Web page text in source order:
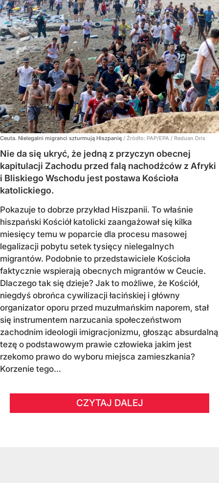
Ceuta. Nielegalni migranci szturmują Hiszpanię / Źródło: PAP/EPA / Reduan Dris
Nie da się ukryć, że jedną z przyczyn obecnej
kapitulacji Zachodu przed falą nachodźców z Afryki
i Bliskiego Wschodu jest postawa Kościoła
katolickiego.
Pokazuje to dobrze przykład Hiszpanii. To właśnie
hiszpański Kościół katolicki zaangażował się kilka
miesięcy temu w poparcie dla procesu masowej
legalizacji pobytu setek tysięcy nielegalnych
migrantów. Podobnie to przedstawiciele Kościoła
faktycznie wspierają obecnych migrantów w Ceucie.
Dlaczego tak się dzieje? Jak to możliwe, że Kościół,
niegdyś obrońca cywilizacji łacińskiej i główny
organizator oporu przed muzułmańskim naporem, stał
się instrumentem narzucania społeczeństwom
zachodnim ideologii imigracjonizmu, głosząc absurdalną
tezę o podstawowym prawie człowieka jakim jest
rzekomo prawo do wyboru miejsca zamieszkania?
Korzenie tego...
CZYTAJ DALEJ